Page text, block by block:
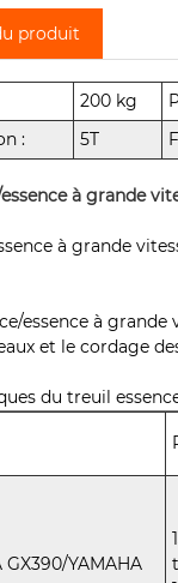
produit
200 kg
:
5T
à grande
à grande
essence à
et le cordage
du treuil
GX390/YAMAHA